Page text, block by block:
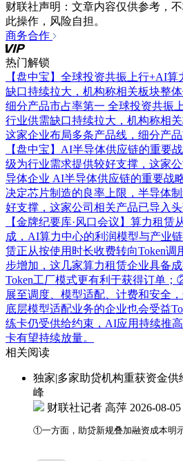
财联社声明：文章内容仅供参考，
此操作，风险自担。
商务合作
热门解锁
【盘中宝】全球投资共振上行+AI
缺口持续拉大，机构称相关板块整
细分产品市占率第一 全球投资共振
行业供需缺口持续拉大，机构称相
这家企业布局多条产品线，细分产品
【盘中宝】AI半导体供应链的重要
级为行业需求提供较好支撑，这家
导体企业 AI半导体供应链的重要战
决定芯片制造的良率上限，半导体
好支撑，这家公司相关产品已导入头
【金牌纪要库·风口会议】算力租赁
成，AI算力中心的利润模型与产业
赁正从按使用时长收费转向Token调
步增加，这几家算力租赁企业具备
Token工厂模式更有利于获得订单
展至调度、模型适配、计费和安全
底层模型适配业务的企业也会受益
练卡仍受供给约束，AI应用持续推
卡有望持续放量。
相关阅读
独家|多家助贷机构重获资金
峰
财联社记者 高萍 2026-08-05
①一方面，助贷新规叠加融资成本明